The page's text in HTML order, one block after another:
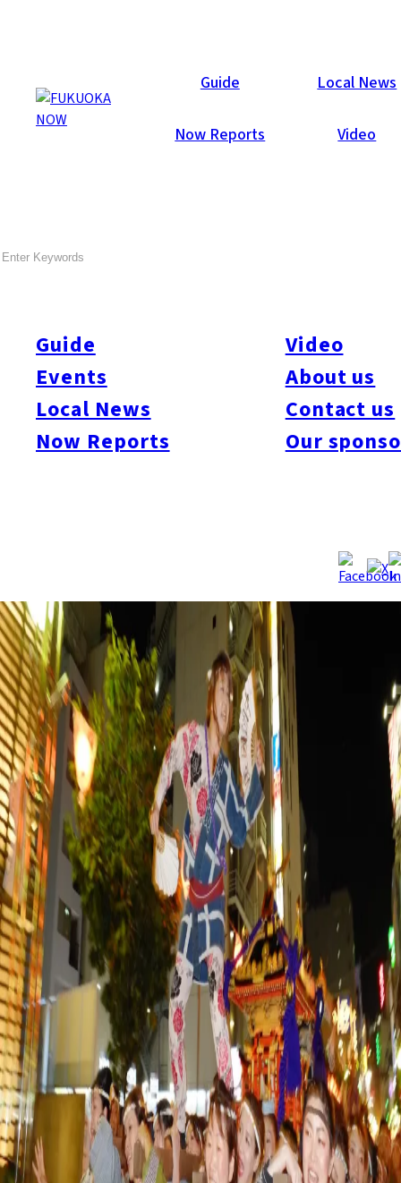
Guide Local News
Now Reports Video
Guide
Events
Local News
Now Reports
Video
About us
Contact us
Our
Events
目。其中超過500名女性參與演出的「中洲國廣女神輿」表演更
是不可錯過。